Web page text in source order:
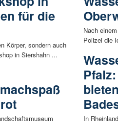
für die
Körper, sondern auch
in Siershahn ...
Nach
Polizei die
In